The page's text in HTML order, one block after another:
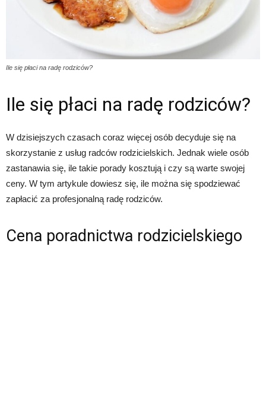
Ile się płaci na radę rodziców?
Ile się płaci na radę rodziców?
W dzisiejszych czasach coraz więcej osób decyduje się na
skorzystanie z usług radców rodzicielskich. Jednak wiele osób
zastanawia się, ile takie porady kosztują i czy są warte swojej
ceny. W tym artykule dowiesz się, ile można się spodziewać
zapłacić za profesjonalną radę rodziców.
Cena poradnictwa rodzicielskiego